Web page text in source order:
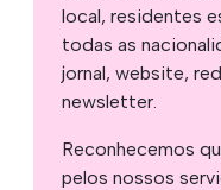
local, residentes
todas as
jornal, website,
newsletter.
Reconhecemos
pelos nossos